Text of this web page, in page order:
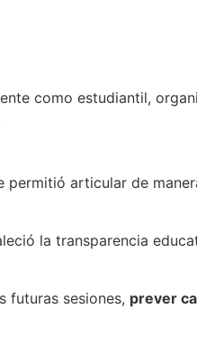
como estudiantil,
permitió articular de
la transparencia
futuras sesiones, prever